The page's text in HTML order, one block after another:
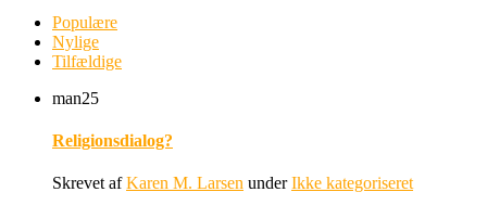
Populære
Nylige
Tilfældige
man25
Religionsdialog?
Skrevet afKaren M. Larsen underIkke kategoriseret